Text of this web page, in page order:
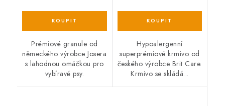
Prémiové granule od
německého výrobce Josera
s lahodnou omáčkou pro
vybíravé psy.
Hypoalergenní
superprémiové krmivo od
českého výrobce Brit Care.
Krmivo se skládá...